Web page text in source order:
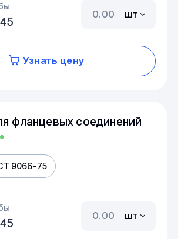
шт
Узнать цену
фланцевых соединений
9066-75
шт